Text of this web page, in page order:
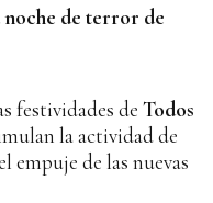
noche de terror de
festividades de Todos
la actividad de
empuje de las nuevas